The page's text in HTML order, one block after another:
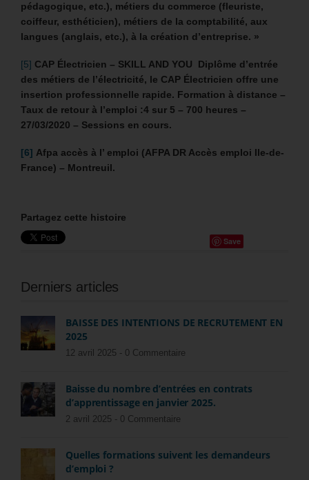
pédagogique, etc.), métiers du commerce (fleuriste,
coiffeur, esthéticien), métiers de la comptabilité, aux
langues (anglais, etc.), à la création d’entreprise. »
[5] CAP Électricien – SKILL AND YOU Diplôme d’entrée
des métiers de l’électricité, le CAP Électricien offre une
insertion professionnelle rapide. Formation à distance –
Taux de retour à l’emploi :4 sur 5 – 700 heures –
27/03/2020 – Sessions en cours.
[6] Afpa accès à l’ emploi (AFPA DR Accès emploi Ile-de-
France) – Montreuil.
Partagez cette histoire
Save
Derniers articles
BAISSE DES INTENTIONS DE RECRUTEMENT EN
2025
12 avril 2025 - 0 Commentaire
Baisse du nombre d’entrées en contrats
d’apprentissage en janvier 2025.
2 avril 2025 - 0 Commentaire
Quelles formations suivent les demandeurs
d’emploi ?